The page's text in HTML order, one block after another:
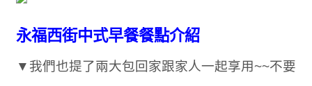
永福西街中式早餐餐點介紹
▼我們也提了兩大包回家跟家人一起享用~~不要